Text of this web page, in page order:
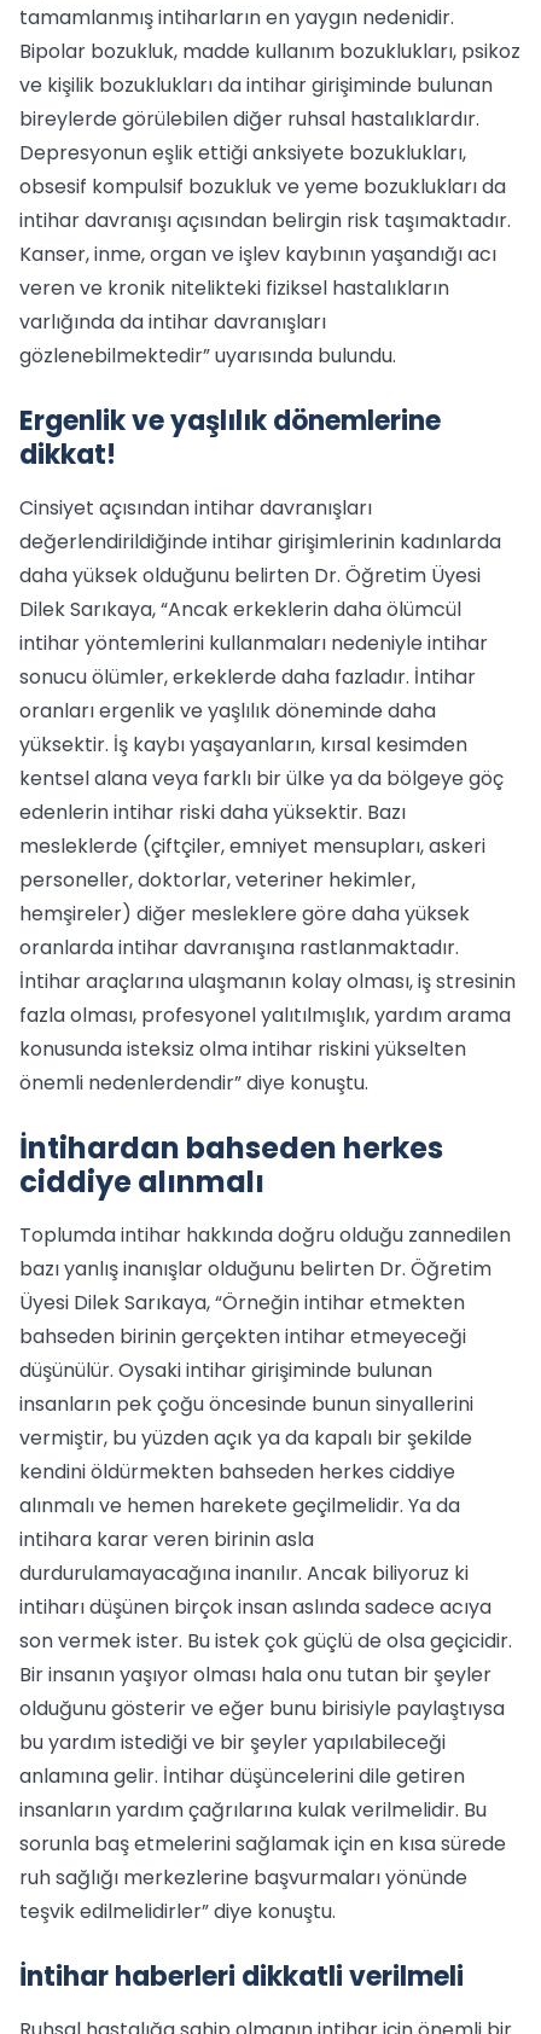
tamamlanmış intiharların en yaygın nedenidir.
Bipolar bozukluk, madde kullanım bozuklukları, psikoz
ve kişilik bozuklukları da intihar girişiminde bulunan
bireylerde görülebilen diğer ruhsal hastalıklardır.
Depresyonun eşlik ettiği anksiyete bozuklukları,
obsesif kompulsif bozukluk ve yeme bozuklukları da
intihar davranışı açısından belirgin risk taşımaktadır.
Kanser, inme, organ ve işlev kaybının yaşandığı acı
veren ve kronik nitelikteki fiziksel hastalıkların
varlığında da intihar davranışları
gözlenebilmektedir” uyarısında bulundu.
Ergenlik ve yaşlılık dönemlerine
dikkat!
Cinsiyet açısından intihar davranışları
değerlendirildiğinde intihar girişimlerinin kadınlarda
daha yüksek olduğunu belirten Dr. Öğretim Üyesi
Dilek Sarıkaya, “Ancak erkeklerin daha ölümcül
intihar yöntemlerini kullanmaları nedeniyle intihar
sonucu ölümler, erkeklerde daha fazladır. İntihar
oranları ergenlik ve yaşlılık döneminde daha
yüksektir. İş kaybı yaşayanların, kırsal kesimden
kentsel alana veya farklı bir ülke ya da bölgeye göç
edenlerin intihar riski daha yüksektir. Bazı
mesleklerde (çiftçiler, emniyet mensupları, askeri
personeller, doktorlar, veteriner hekimler,
hemşireler) diğer mesleklere göre daha yüksek
oranlarda intihar davranışına rastlanmaktadır.
İntihar araçlarına ulaşmanın kolay olması, iş stresinin
fazla olması, profesyonel yalıtılmışlık, yardım arama
konusunda isteksiz olma intihar riskini yükselten
önemli nedenlerdendir” diye konuştu.
İntihardan bahseden herkes
ciddiye alınmalı
Toplumda intihar hakkında doğru olduğu zannedilen
bazı yanlış inanışlar olduğunu belirten Dr. Öğretim
Üyesi Dilek Sarıkaya, “Örneğin intihar etmekten
bahseden birinin gerçekten intihar etmeyeceği
düşünülür. Oysaki intihar girişiminde bulunan
insanların pek çoğu öncesinde bunun sinyallerini
vermiştir, bu yüzden açık ya da kapalı bir şekilde
kendini öldürmekten bahseden herkes ciddiye
alınmalı ve hemen harekete geçilmelidir. Ya da
intihara karar veren birinin asla
durdurulamayacağına inanılır. Ancak biliyoruz ki
intiharı düşünen birçok insan aslında sadece acıya
son vermek ister. Bu istek çok güçlü de olsa geçicidir.
Bir insanın yaşıyor olması hala onu tutan bir şeyler
olduğunu gösterir ve eğer bunu birisiyle paylaştıysa
bu yardım istediği ve bir şeyler yapılabileceği
anlamına gelir. İntihar düşüncelerini dile getiren
insanların yardım çağrılarına kulak verilmelidir. Bu
sorunla baş etmelerini sağlamak için en kısa sürede
ruh sağlığı merkezlerine başvurmaları yönünde
teşvik edilmelidirler” diye konuştu.
İntihar haberleri dikkatli verilmeli